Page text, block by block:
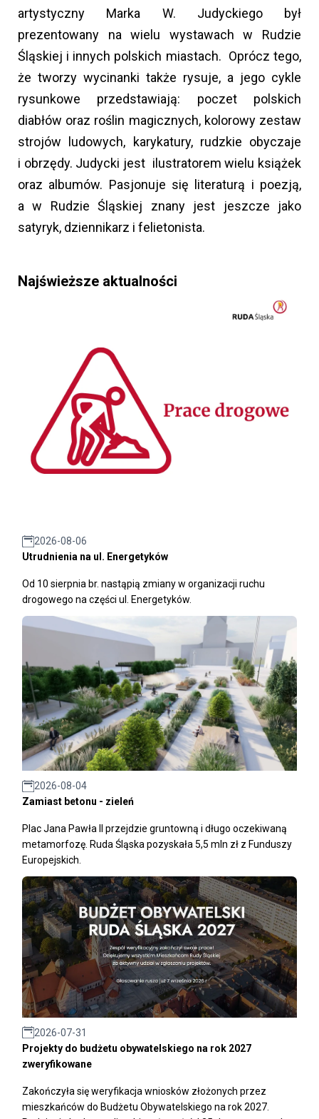
artystyczny Marka W. Judyckiego był
prezentowany na wielu wystawach w Rudzie
Śląskiej i innych polskich miastach. Oprócz tego,
że tworzy wycinanki także rysuje, a jego cykle
rysunkowe przedstawiają: poczet polskich
diabłów oraz roślin magicznych, kolorowy zestaw
strojów ludowych, karykatury, rudzkie obyczaje
i obrzędy. Judycki jest ilustratorem wielu książek
oraz albumów. Pasjonuje się literaturą i poezją,
a w Rudzie Śląskiej znany jest jeszcze jako
satyryk, dziennikarz i felietonista.
Najświeższe aktualności
2026-08-06
Utrudnienia na ul. Energetyków
Od 10 sierpnia br. nastąpią zmiany w organizacji ruchu
drogowego na części ul. Energetyków.
2026-08-04
Zamiast betonu - zieleń
Plac Jana Pawła II przejdzie gruntowną i długo oczekiwaną
metamorfozę. Ruda Śląska pozyskała 5,5 mln zł z Funduszy
Europejskich.
2026-07-31
Projekty do budżetu obywatelskiego na rok 2027
zweryfikowane
Zakończyła się weryfikacja wniosków złożonych przez
mieszkańców do Budżetu Obywatelskiego na rok 2027.